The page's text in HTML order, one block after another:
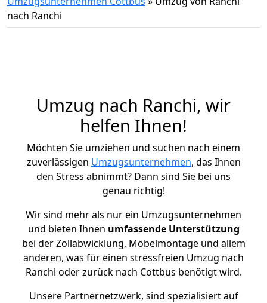
nach Ranchi
Umzug nach Ranchi, wir
helfen Ihnen!
Möchten Sie umziehen und suchen nach einem
zuverlässigen Umzugsunternehmen, das Ihnen
den Stress abnimmt? Dann sind Sie bei uns
genau richtig!
Wir sind mehr als nur ein Umzugsunternehmen
und bieten Ihnen umfassende Unterstützung
bei der Zollabwicklung, Möbelmontage und allem
anderen, was für einen stressfreien Umzug nach
Ranchi oder zurück nach Cottbus benötigt wird.
Unsere Partnernetzwerk, sind spezialisiert auf